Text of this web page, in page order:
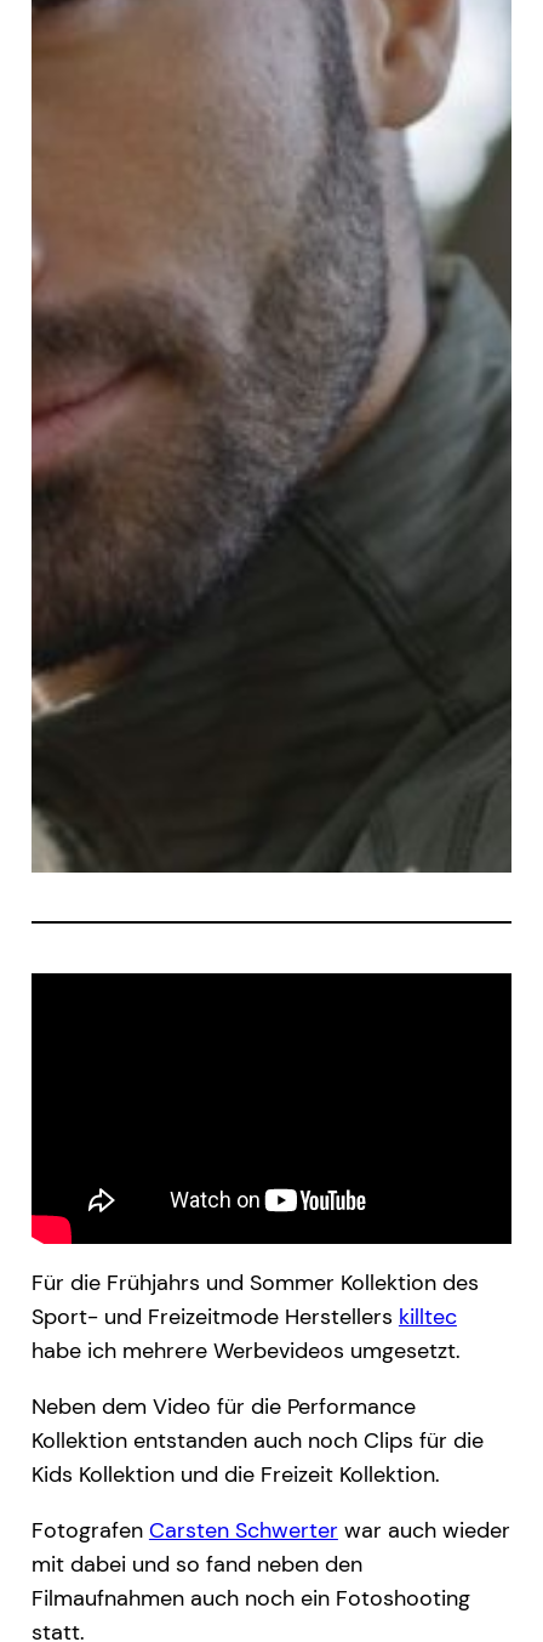
Für die Frühjahrs und Sommer Kollektion des
Sport- und Freizeitmode Herstellers killtec
habe ich mehrere Werbevideos umgesetzt.
Neben dem Video für die Performance
Kollektion entstanden auch noch Clips für die
Kids Kollektion und die Freizeit Kollektion.
Fotografen Carsten Schwerter war auch wieder
mit dabei und so fand neben den
Filmaufnahmen auch noch ein Fotoshooting
statt.